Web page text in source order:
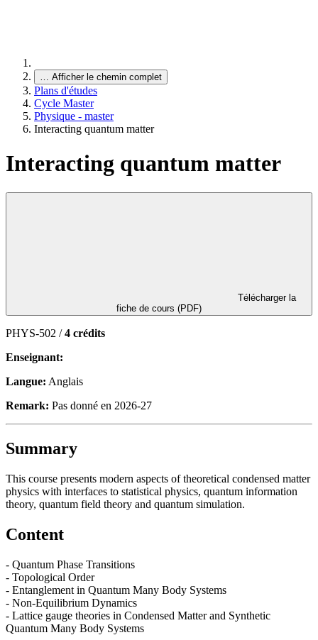
… Afficher le chemin complet
Plans d'études
Cycle Master
Physique - master
Interacting quantum matter
Interacting quantum matter
fiche de cours (PDF)
PHYS-502 /4 crédits
Enseignant:
Langue: Anglais
Remark: Pas donné en 2026-27
Summary
This course presents modern aspects of theoretical condensed matter
physics with interfaces to statistical physics, quantum information
theory, quantum field theory and quantum simulation.
Content
- Quantum Phase Transitions
- Topological Order
- Entanglement in Quantum Many Body Systems
- Non-Equilibrium Dynamics
- Lattice gauge theories in Condensed Matter and Synthetic
Quantum Many Body Systems